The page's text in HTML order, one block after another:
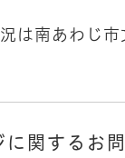
は南あわじ市
に関するお